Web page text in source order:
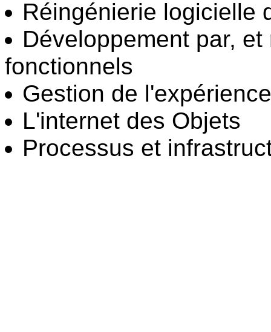
Réingénierie logicielle
Développement par,
fonctionnels
Gestion de
L'internet des Objets
Processus et